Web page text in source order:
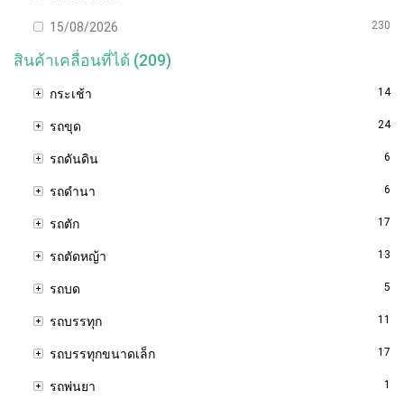
15/08/2026 230
สินค้าเคลื่อนที่ได้ (209)
กระเช้า 14
รถขุด 24
รถดันดิน 6
รถดำนา 6
รถตัก 17
รถตัดหญ้า 13
รถบด 5
รถบรรทุก 11
รถบรรทุกขนาดเล็ก 17
รถพ่นยา 1